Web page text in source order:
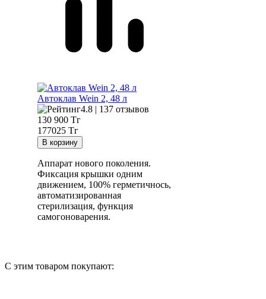
Автоклав Wein 2, 48 л
4.8 | 137 отзывов
130 900 Тг
177025 Тг
Аппарат нового поколения.
Фиксация крышки одним
движением, 100% герметичнось,
автоматизированная
стерилизация, функция
самогоноварения.
С этим товаром покупают: